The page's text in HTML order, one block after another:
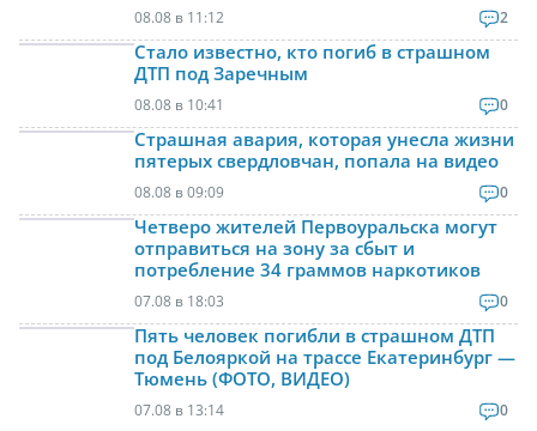
08.08 в 11:12 2
Стало известно, кто погиб в страшном
ДТП под Заречным
08.08 в 10:41 0
Страшная авария, которая унесла жизни
пятерых свердловчан, попала на видео
08.08 в 09:09 0
Четверо жителей Первоуральска могут
отправиться на зону за сбыт и
потребление 34 граммов наркотиков
07.08 в 18:03 0
Пять человек погибли в страшном ДТП
под Белояркой на трассе Екатеринбург —
Тюмень (ФОТО, ВИДЕО)
07.08 в 13:14 0